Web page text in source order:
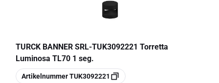
TURCK BANNER SRL-TUK3092221 Torretta
Luminosa TL70 1 seg.
Kopieren
ArtikelnummerTUK3092221